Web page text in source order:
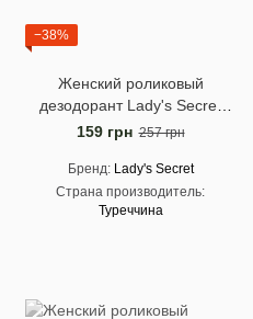
−38%
Женский роликовый
дезодорант Lady's Secret
Midnight Bloom, 50 мл
159 грн 257 грн
Бренд
Lady's Secret
Страна производитель
Туреччина